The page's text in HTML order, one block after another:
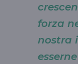
forza
nostra